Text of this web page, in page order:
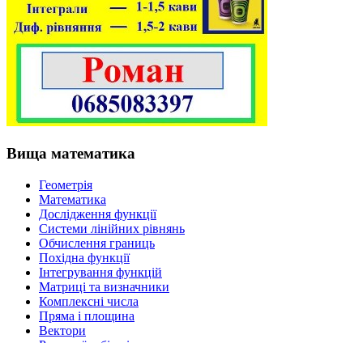
Вища математика
Геометрія
Математика
Дослідження функції
Системи лінійних рівнянь
Обчислення границь
Похідна функції
Інтегрування функцій
Матриці та визначники
Комплексні числа
Пряма і площина
Вектори